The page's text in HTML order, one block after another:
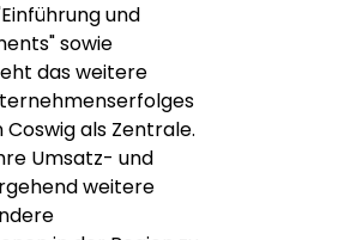
und
sowie
das weitere
als Zentrale.
Umsatz- und
weitere